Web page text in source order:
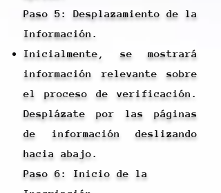
Paso 5: Desplazamiento de la
Información.
Inicialmente, se mostrará
información relevante sobre
el proceso de verificación.
Desplázate por las páginas
de información deslizando
hacia abajo.
Paso 6: Inicio de la